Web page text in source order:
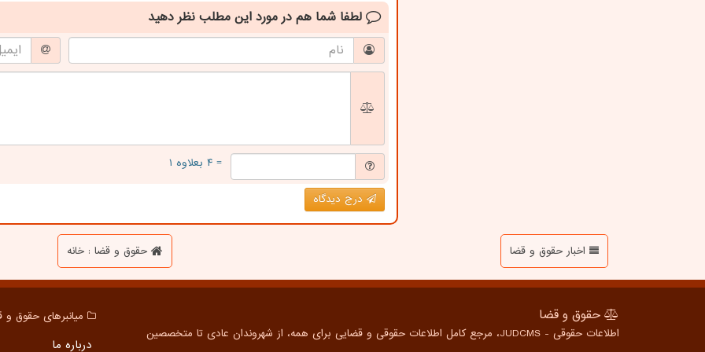
لطفا شما هم در مورد این مطلب نظر دهید
= ۴ بعلاوه ۱
درج دیدگاه
اخبار حقوق و قضا حقوق و قضا : خانه
حقوق و قضا
اطلاعات حقوقی - JUDCMS، مرجع کامل اطلاعات حقوقی و قضایی برای همه، از شهروندان عادی تا متخصصین
میانبرهای حقوق و
درباره ما